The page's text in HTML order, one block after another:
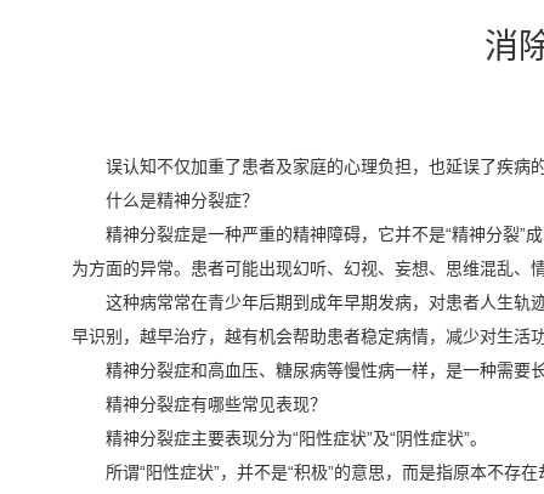
消
误认知不仅加重了患者及家庭的心理负担，也延误了疾病
什么是精神分裂症？
精神分裂症是一种严重的精神障碍，它并不是“精神分裂”
为方面的异常。患者可能出现幻听、幻视、妄想、思维混乱
这种病常常在青少年后期到成年早期发病，对患者人生轨
早识别，越早治疗，越有机会帮助患者稳定病情，减少对生活
精神分裂症和高血压、糖尿病等慢性病一样，是一种需要
精神分裂症有哪些常见表现？
精神分裂症主要表现分为“阳性症状”及“阴性症状”。
所谓“阳性症状”，并不是“积极”的意思，而是指原本不